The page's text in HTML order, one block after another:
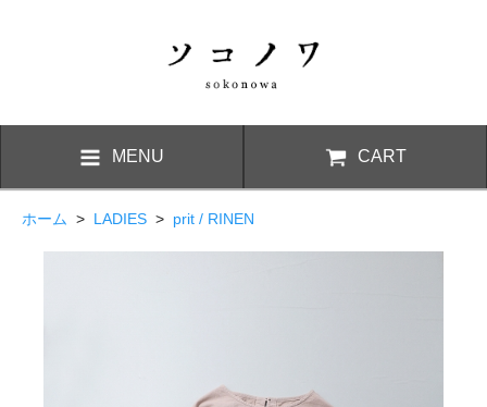
MENU CART
ホーム > LADIES > prit / RINEN